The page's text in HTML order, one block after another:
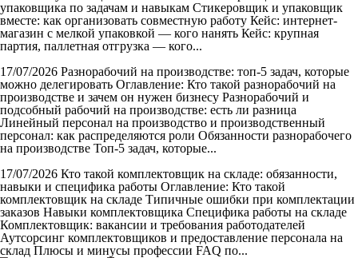
упаковщика по задачам и навыкам Стикеровщик и упаковщик
вместе: как организовать совместную работу Кейс: интернет-
магазин с мелкой упаковкой — кого нанять Кейс: крупная
партия, паллетная отгрузка — кого...
17/07/2026 Разнорабочий на производстве: топ-5 задач, которые
можно делегировать Оглавление: Кто такой разнорабочий на
производстве и зачем он нужен бизнесу Разнорабочий и
подсобный рабочий на производстве: есть ли разница
Линейный персонал на производство и производственный
персонал: как распределяются роли Обязанности разнорабочего
на производстве Топ-5 задач, которые...
17/07/2026 Кто такой комплектовщик на складе: обязанности,
навыки и специфика работы Оглавление: Кто такой
комплектовщик на складе Типичные ошибки при комплектации
заказов Навыки комплектовщика Специфика работы на складе
Комплектовщик: вакансии и требования работодателей
Аутсорсинг комплектовщиков и предоставление персонала на
склад Плюсы и минусы профессии FAQ по...